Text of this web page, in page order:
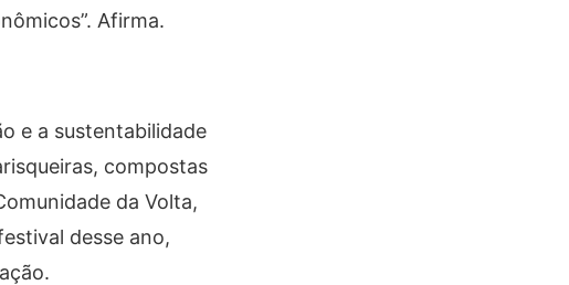
Afirma.
e a sustentabilidade
compostas
da Volta,
desse ano,